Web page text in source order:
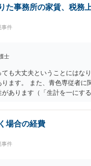
うべき税金にプラスして加算
額なものでもない限り単なる
います。
た事務所の家賃、税務
事件
士
も大丈夫ということにはな
ます。 また、青色専従者に
あります（「生計を一にする
場合の経費
事件